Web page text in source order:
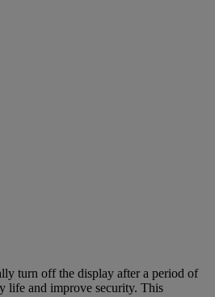
turn off the display after a period of
life and improve security. This